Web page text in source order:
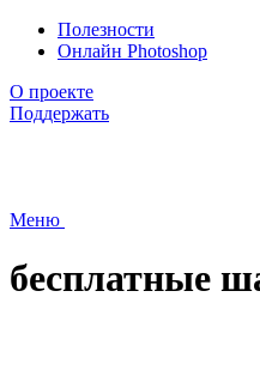
Полезности
Онлайн Photoshop
О проекте
Поддержать
Меню
бесплатные